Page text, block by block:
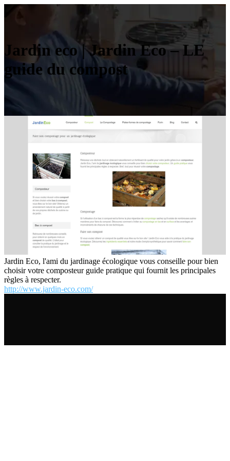
Jardin eco | Jardin Eco – LE
guide du compost
Jardin Eco, l'ami du jardinage écologique vous conseille pour bien
choisir votre composteur guide pratique qui fournit les principales
règles à respecter.
http://www.jardin-eco.com/